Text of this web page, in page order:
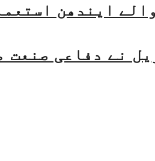
ایندھن
نے دفاعی صنعت